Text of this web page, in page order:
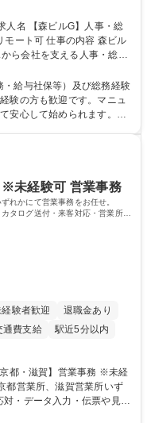
駅近5分以内 土日祝休み
内容 森ビル
ら会社を支える人事・総務
よく担当し、ゆくゆくは制
る環境です。 ■勤怠管
労務管理全般 ■入退社手続
業務 ■社内イベントの企画
心して成長できます。 募
年休120日◆残業少なめ◆
給与社保等）及び総務経験
験の方も歓迎です。マニュ
安心して始められます。
献度をダイレクトに実感で
ワークライフバランスを保
い経験を活かし、長期的な
を全力で応援します。 学
校 高校 語学力： 資格：日商
未経験可 営業事務
れかにて営業事務をお任せ。
タログ送付・来客対応・営業所内
験者歓迎
退職金あり
通費支給
駅近5分以内
・データ入力・伝票や見積
発生する事務業務や業務改